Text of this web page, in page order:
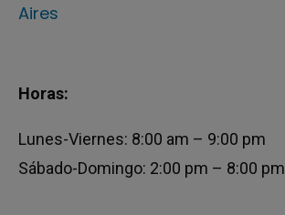
Aires
Horas:
Lunes-Viernes: 8:00 am – 9:00 pm
Sábado-Domingo: 2:00 pm – 8:00 pm